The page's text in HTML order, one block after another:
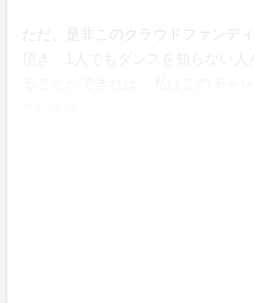
ただ、是非このクラウドファンデ